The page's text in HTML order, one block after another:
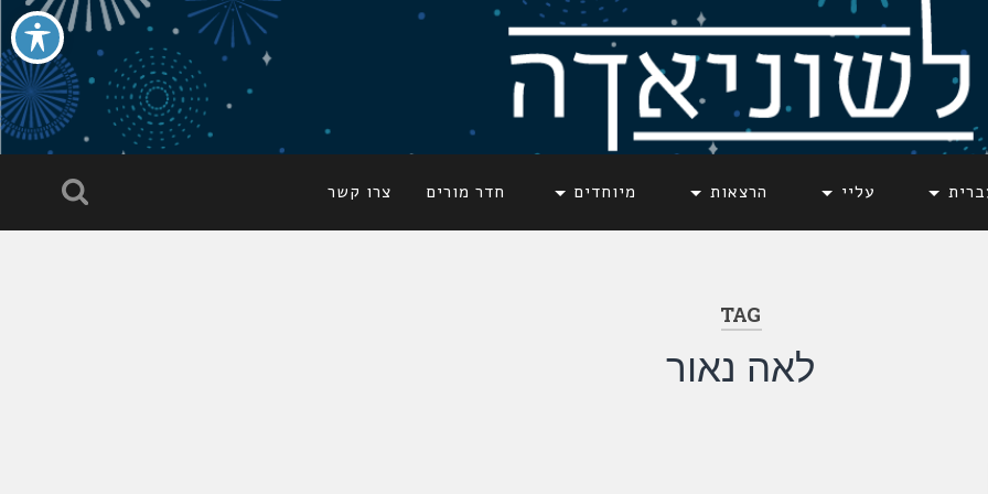
עליי הרצאות מיוחדים חדר מורים צרו קשר
TAG
לאה נאור